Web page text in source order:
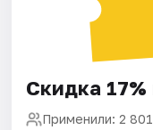
Скидка
Применили: 2